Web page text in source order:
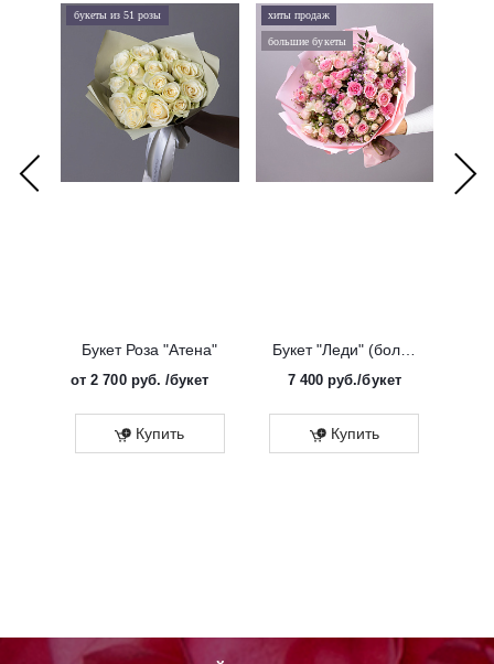
букеты из 51 розы
Букет Роза "Атена"
от2 700 руб. /букет
Купить
хиты продаж
большие букеты
Букет "Леди" (большой)
7 400 руб./букет
Купить